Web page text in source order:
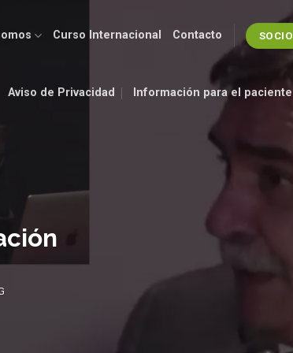
Curso Internacional Contacto SOCIO
Aviso de Privacidad Información para el paciente